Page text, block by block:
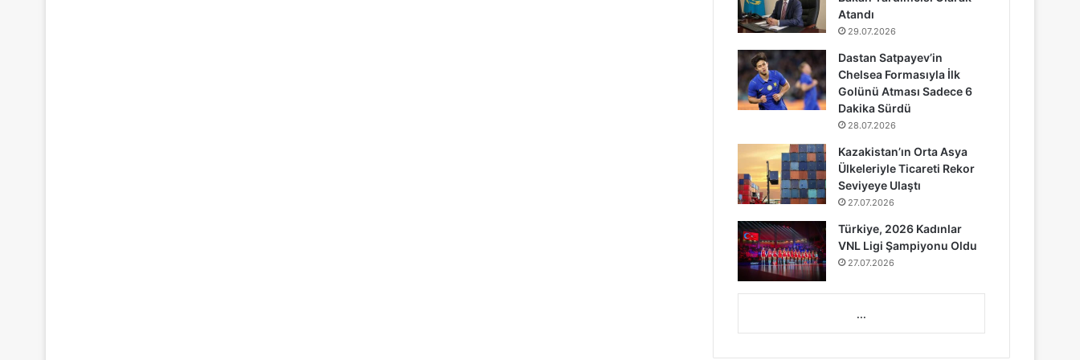
Atandı
29.07.2026
Dastan Satpayev’in
Chelsea Formasıyla İlk
Golünü Atması Sadece 6
Dakika Sürdü
28.07.2026
Kazakistan’ın Orta Asya
Ülkeleriyle Ticareti Rekor
Seviyeye Ulaştı
27.07.2026
Türkiye, 2026 Kadınlar
VNL Ligi Şampiyonu Oldu
27.07.2026
...